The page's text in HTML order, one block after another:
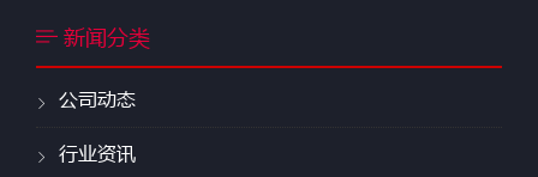
新闻分类
公司动态
行业资讯